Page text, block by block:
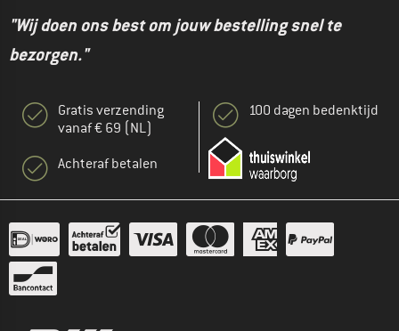
"Wij doen ons best om jouw bestelling snel te
bezorgen."
Gratis verzending
vanaf € 69 (NL)
Achteraf betalen
100 dagen bedenktijd